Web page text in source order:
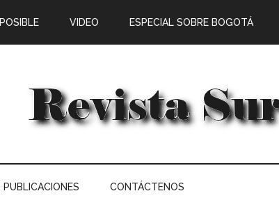
VIDEO ESPECIAL SOBRE BOGOTÁ
PUBLICACIONES CONTÁCTENOS